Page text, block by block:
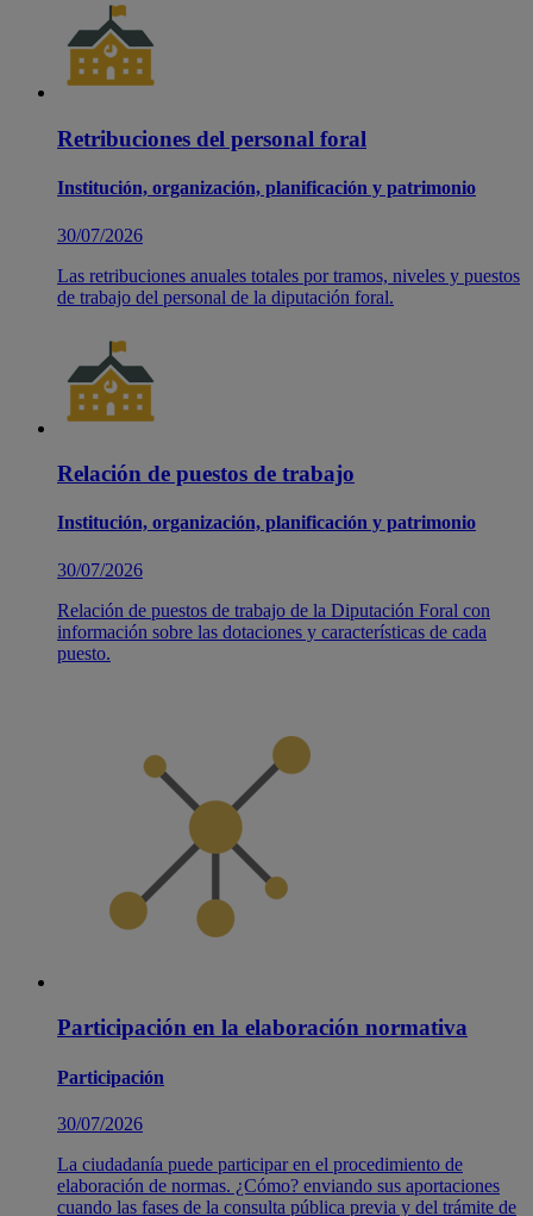
Retribuciones del personal foral
Institución, organización, planificación y patrimonio
30/07/2026
Las retribuciones anuales totales por tramos, niveles y puestos
de trabajo del personal de la diputación foral.
Relación de puestos de trabajo
Institución, organización, planificación y patrimonio
30/07/2026
Relación de puestos de trabajo de la Diputación Foral con
información sobre las dotaciones y características de cada
puesto.
Participación en la elaboración normativa
Participación
30/07/2026
La ciudadanía puede participar en el procedimiento de
elaboración de normas. ¿Cómo? enviando sus aportaciones
cuando las fases de la consulta pública previa y del trámite de